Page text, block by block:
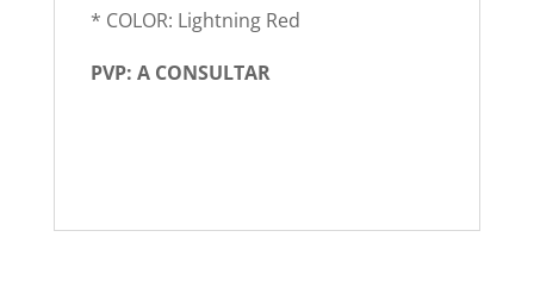
* COLOR: Lightning Red
PVP: A CONSULTAR